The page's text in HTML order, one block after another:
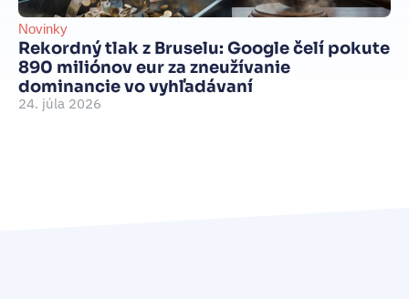
Novinky
Rekordný tlak z Bruselu: Google čelí pokute
890 miliónov eur za zneužívanie
dominancie vo vyhľadávaní
24. júla 2026